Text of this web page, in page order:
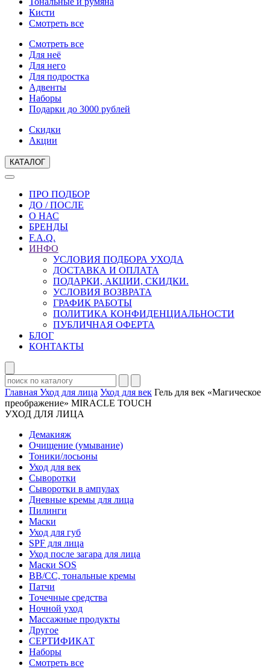
Кисти
Смотреть все
Смотреть все
Для неё
Для него
Для подростка
Адвенты
Наборы
Подарки до 3000 рублей
Скидки
Акции
КАТАЛОГ
ПРО ПОДБОР
ДО / ПОСЛЕ
О НАС
БРЕНДЫ
F.A.Q.
ИНФО
УСЛОВИЯ ПОДБОРА УХОДА
ДОСТАВКА И ОПЛАТА
ПОДАРКИ, АКЦИИ, СКИДКИ.
УСЛОВИЯ ВОЗВРАТА
ГРАФИК РАБОТЫ
ПОЛИТИКА КОНФИДЕНЦИАЛЬНОСТИ
ПУБЛИЧНАЯ ОФЕРТА
БЛОГ
КОНТАКТЫ
Главная Уход для лица Уход для век Гель для век «Магическое
преображение» MIRACLE TOUCH
УХОД ДЛЯ ЛИЦА
Демакияж
Очищение (умывание)
Тоники/лосьоны
Уход для век
Сыворотки
Сыворотки в ампулах
Дневные кремы для лица
Пилинги
Маски
Уход для губ
SPF для лица
Уход после загара для лица
Маски SOS
BB/CC, тональные кремы
Патчи
Точечные средства
Ночной уход
Массажные продукты
Другое
СЕРТИФИКАТ
Наборы
Смотреть все